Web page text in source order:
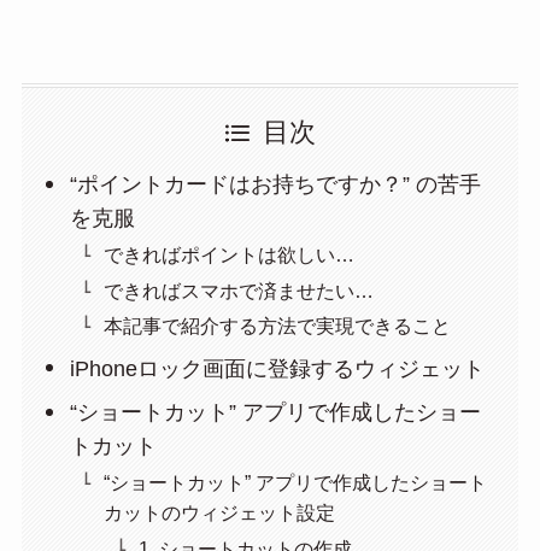
目次
“ポイントカードはお持ちですか？” の苦手
を克服
できればポイントは欲しい…
できればスマホで済ませたい…
本記事で紹介する方法で実現できること
iPhoneロック画面に登録するウィジェット
“ショートカット” アプリで作成したショー
トカット
“ショートカット” アプリで作成したショート
カットのウィジェット設定